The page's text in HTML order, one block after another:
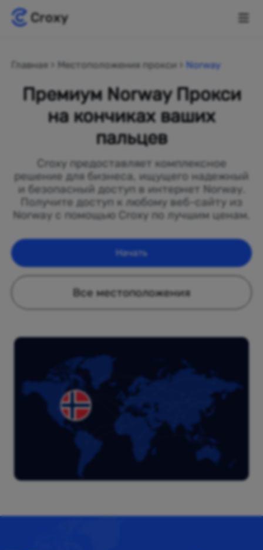
Главная Местоположения прокси Norway
Премиум Norway Прокси
на кончиках ваших
пальцев
Croxy предоставляет комплексное
решение для бизнеса, ищущего надежный
и безопасный доступ в интернет Norway.
Получите доступ к любому веб-сайту из
Norway с помощью Croxy по лучшим ценам.
Начать
Все местоположения